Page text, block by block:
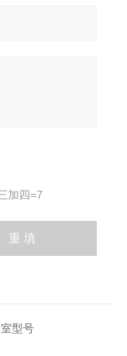
加四=7
型号